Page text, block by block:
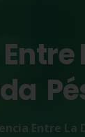
Entre
Entre La